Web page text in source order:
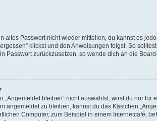
altes Passwort nicht wieder mitteilen, du kannst es
klickst und den Anweisungen folgst. So
Passwort zurückzusetzen, so wende dich an die
„Angemeldet bleiben“ nicht auswählst, wirst du nur
angemeldet zu bleiben, kannst du das Kästchen
Computer, zum Beispiel in einem Internetcafé,